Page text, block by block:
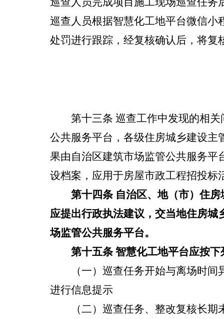
巡查人员根据智慧化工地平台微信小
处罚进行跟踪，经复核确认后，将复
第十三条 巡查工作中发现的相
公共服务平台 ，各级住房城乡建设
果由自治区建筑市场监管公共服务平
设档案，应用于房屋市政工程招投标
第十四条 自治区、地（市）住
应提出行政执法建议，交当地住房
场监管公共服务平台。
第十五条 智慧化工地平台应按下
（一）巡查任务开始与离场时间
进行信息提示
（二）巡查任务、整改复核长期